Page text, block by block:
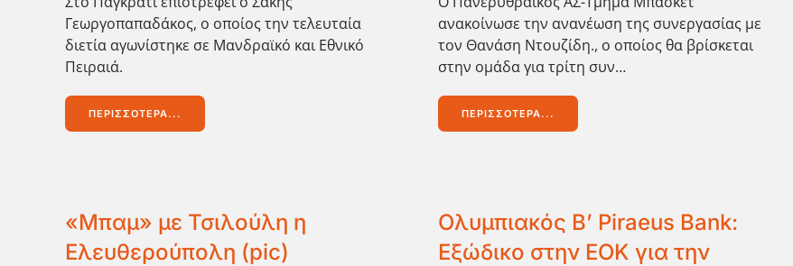
Γεωργοπαπαδάκος, ο οποίος την τελευταία
διετία αγωνίστηκε σε Μανδραϊκό και Εθνικό
Πειραιά.
ΠΕΡΙΣΣΌΤΕΡΑ...
ανακοίνωσε την ανανέωση της συνεργασίας με
τον Θανάση Ντουζίδη., o οποίος θα βρίσκεται
στην ομάδα για τρίτη συν…
ΠΕΡΙΣΣΌΤΕΡΑ...
«Μπαμ» με Τσιλούλη η
Ελευθερούπολη (pic)
Ολυμπιακός Β’ Piraeus Bank:
Εξώδικο στην ΕΟΚ για την